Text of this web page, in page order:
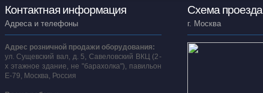
Контактная информация
Адреса и телефоны
Адрес розничной продажи оборудования:
ул. Сущевский вал, д. 5, Савеловский ВКЦ (2-
х этажное здание, не "барахолка"), павильон
E-79, Москва, Россия
Схема проезда
г. Москва